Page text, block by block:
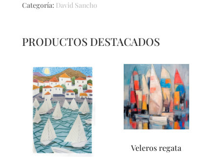
Categoría: David Sancho
PRODUCTOS DESTACADOS
Veleros regata